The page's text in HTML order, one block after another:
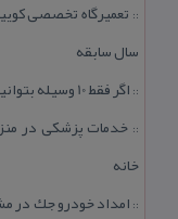
::
سال سابقه
:: اگر فقط 10 وسیله بتوانید بخرید، اولویت با كدام تجهیزات است؟
:: خدمات پزشكی در
خانه
::